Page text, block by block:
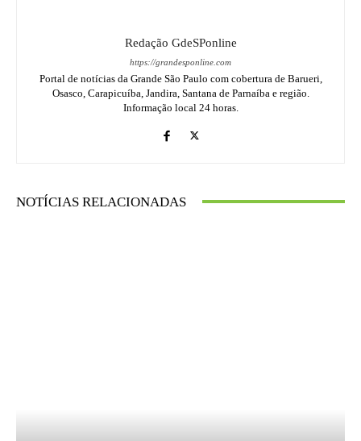
Redação GdeSPonline
https://grandesponline.com
Portal de notícias da Grande São Paulo com cobertura de Barueri,
Osasco, Carapicuíba, Jandira, Santana de Parnaíba e região.
Informação local 24 horas.
NOTÍCIAS RELACIONADAS